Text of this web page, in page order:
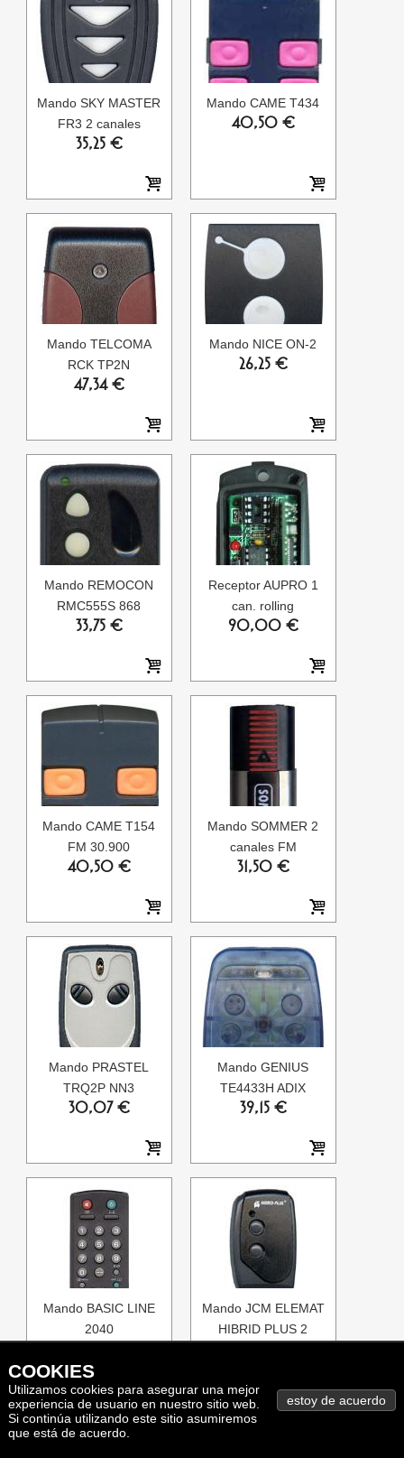
COOKIES
Utilizamos cookies para asegurar una mejor
experiencia de usuario en nuestro sitio web.
Si continúa utilizando este sitio asumiremos
que está de acuerdo.
Mando SKY MASTER
FR3 2 canales
35,25 €
Mando CAME T434
40,50 €
Mando TELCOMA
RCK TP2N
47,34 €
Mando NICE ON-2
26,25 €
Mando REMOCON
RMC555S 868
33,75 €
Receptor AUPRO 1
can. rolling
90,00 €
Mando CAME T154
FM 30.900
40,50 €
Mando SOMMER 2
canales FM
31,50 €
Mando PRASTEL
TRQ2P NN3
30,07 €
Mando GENIUS
TE4433H ADIX
39,15 €
Mando BASIC LINE
2040
Mando JCM ELEMAT
HIBRID PLUS 2